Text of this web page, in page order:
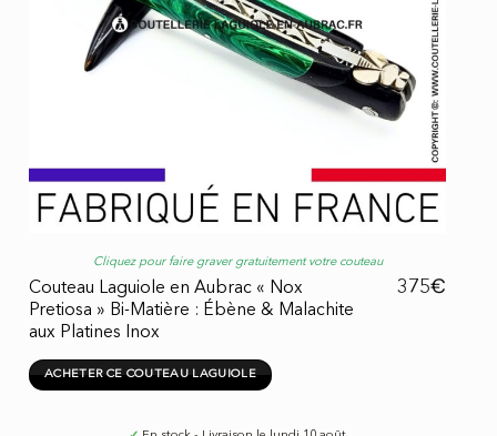
Cliquez pour faire graver gratuitement votre couteau
Couteau Laguiole en Aubrac « Nox
Pretiosa » Bi-Matière : Ébène & Malachite
aux Platines Inox
375€
ACHETER CE COUTEAU LAGUIOLE